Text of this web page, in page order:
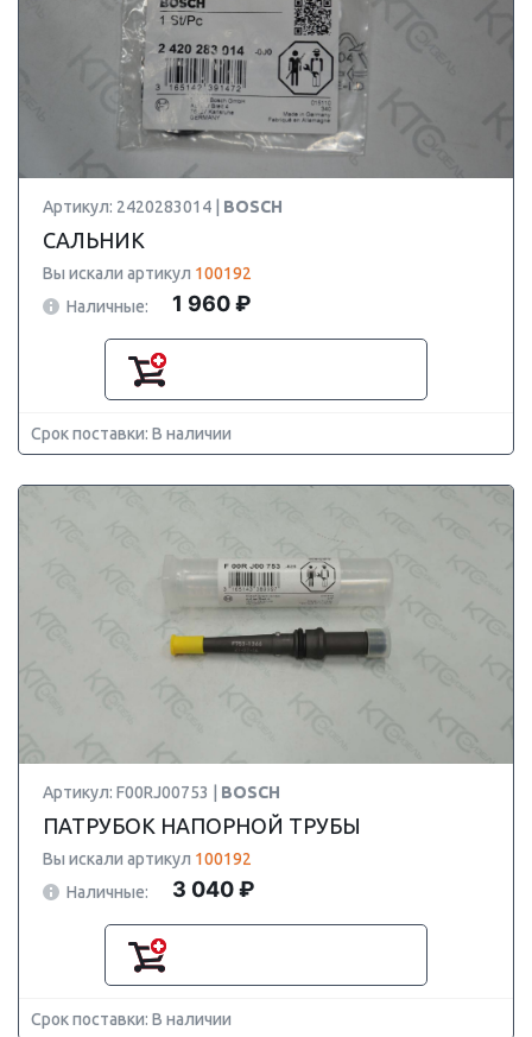
Артикул: 2420283014 | BOSCH
САЛЬНИК
Вы искали артикул 100192
Наличные:
1 960 ₽
Срок поставки: В наличии
Артикул: F00RJ00753 | BOSCH
ПАТРУБОК НАПОРНОЙ ТРУБЫ
Вы искали артикул 100192
Наличные:
3 040 ₽
Срок поставки: В наличии